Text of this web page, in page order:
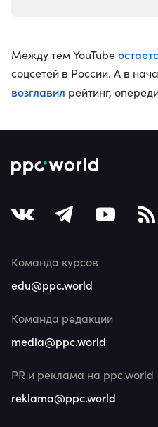
Между тем YouTube
соцсетей в России. А в
возглавил рейтинг,
Команда курсов
edu@ppc.world
Команда редакции
media@ppc.world
PR и реклама на ppc.world
reklama@ppc.world